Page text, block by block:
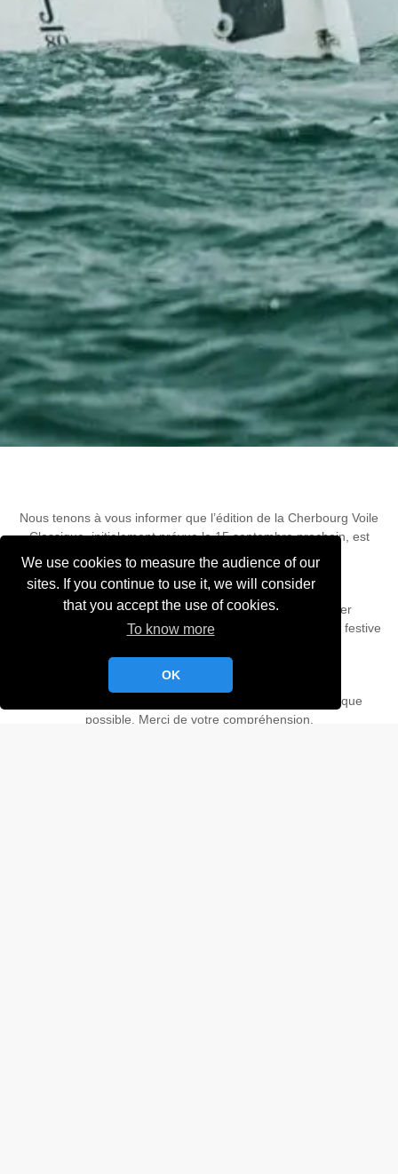
We use cookies to measure the audience of our
sites. If you continue to use it, we will consider
that you accept the use of cookies.
To know more
OK
Nous tenons à vous informer que l’édition de la Cherbourg Voile
Classique, initialement prévue le 15 septembre prochain, est
reportée à 2025.
Malgré les efforts, nous n’avons pas réussi à mobiliser
suffisamment de concurrents pour garantir une ambiance festive
Nous vous tiendrons informés de la nouvelle date dès que
possible. Merci de votre compréhension.